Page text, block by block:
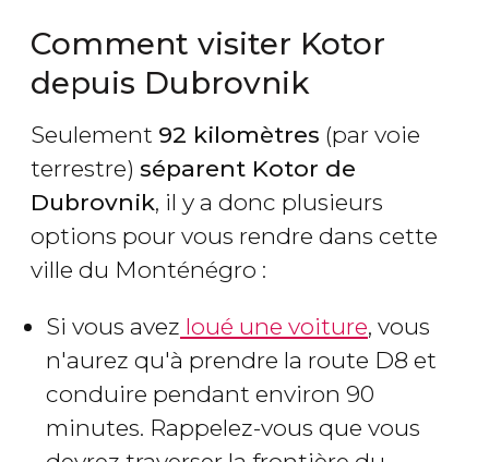
Comment visiter Kotor
depuis Dubrovnik
Seulement 92 kilomètres (par voie
terrestre) séparent Kotor de
Dubrovnik, il y a donc plusieurs
options pour vous rendre dans cette
ville du Monténégro :
Si vous avez loué une voiture, vous
n'aurez qu'à prendre la route D8 et
conduire pendant environ 90
minutes. Rappelez-vous que vous